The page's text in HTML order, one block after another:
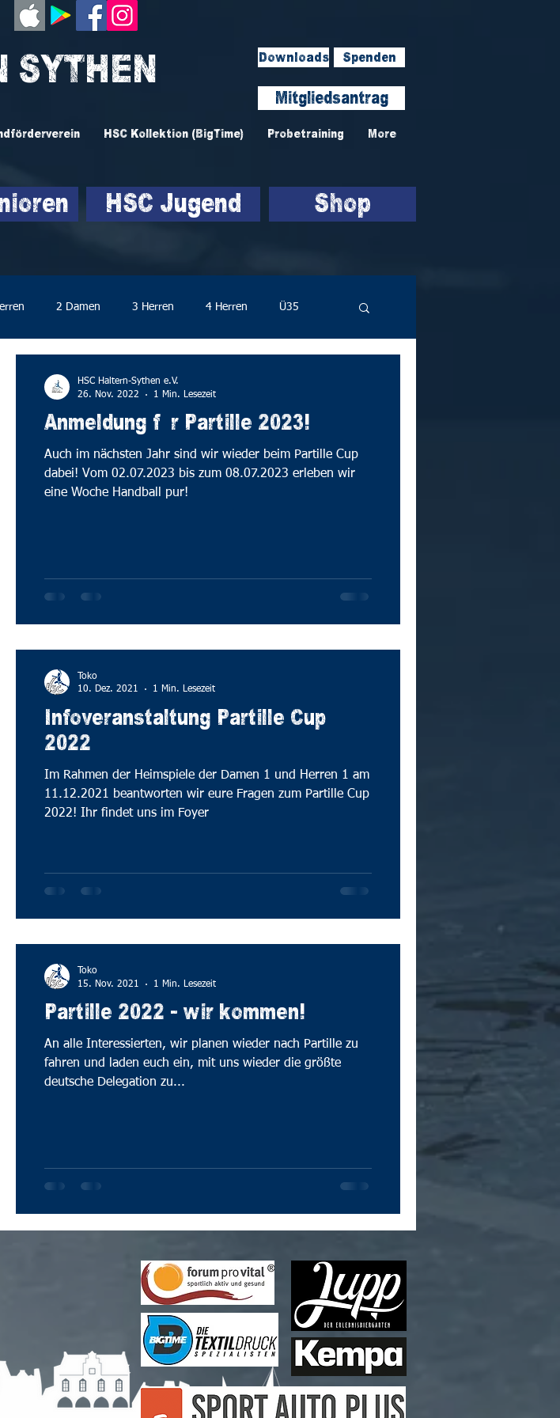
HSC Kollektion (BigTime) Probetraining More
Spenden
Downloads
SYTHEN
Mitgliedsantrag
HSC Jugend Shop
2 Damen 3 Herren 4 Herren Ü35
Anmeldung für Partille 2023!
Auch im nächsten Jahr sind wir wieder beim Partille Cup
dabei! Vom 02.07.2023 bis zum 08.07.2023 erleben wir
eine Woche Handball pur!
HSC Haltern-Sythen e.V.
26. Nov. 2022
1 Min. Lesezeit
Infoveranstaltung Partille Cup
2022
Im Rahmen der Heimspiele der Damen 1 und Herren 1 am
11.12.2021 beantworten wir eure Fragen zum Partille Cup
2022! Ihr findet uns im Foyer
Toko
10. Dez. 2021
1 Min. Lesezeit
Partille 2022 - wir kommen!
An alle Interessierten, wir planen wieder nach Partille zu
fahren und laden euch ein, mit uns wieder die größte
deutsche Delegation zu...
Toko
15. Nov. 2021
1 Min. Lesezeit